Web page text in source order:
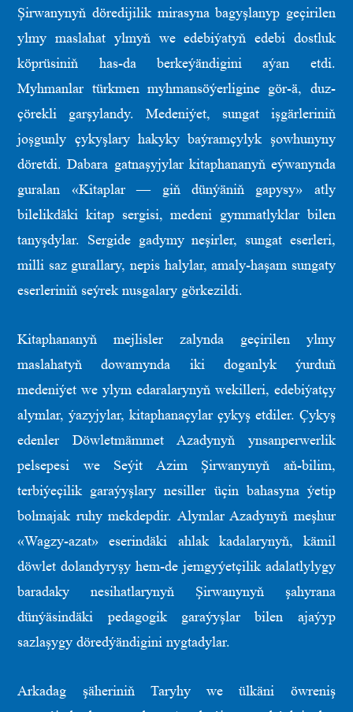
Şirwanynyň döredijilik mirasyna bagyşlanyp geçirilen
ylmy maslahat ylmyň we edebiýatyň edebi dostluk
köprüsiniň has-da berkeýändigini aýan etdi.
Myhmanlar türkmen myhmansöýerligine gör-ä, duz-
çörekli garşylandy. Medeniýet, sungat işgärleriniň
joşgunly çykyşlary hakyky baýramçylyk şowhunyny
döretdi. Dabara gatnaşyjylar kitaphananyň eýwanynda
guralan «Kitaplar — giň dünýäniň gapysy» atly
bilelikdäki kitap sergisi, medeni gymmatlyklar bilen
tanyşdylar. Sergide gadymy neşirler, sungat eserleri,
milli saz gurallary, nepis halylar, amaly-haşam sungaty
eserleriniň seýrek nusgalary görkezildi.
Kitaphananyň mejlisler zalynda geçirilen ylmy
maslahatyň dowamynda iki doganlyk ýurduň
medeniýet we ylym edaralarynyň wekilleri, edebiýatçy
alymlar, ýazyjylar, kitaphanaçylar çykyş etdiler. Çykyş
edenler Döwletmämmet Azadynyň ynsanperwerlik
pelsepesi we Seýit Azim Şirwanynyň aň-bilim,
terbiýeçilik garaýyşlary nesiller üçin bahasyna ýetip
bolmajak ruhy mekdepdir. Alymlar Azadynyň meşhur
«Wagzy-azat» eserindäki ahlak kadalarynyň, kämil
döwlet dolandyryşy hem-de jemgyýetçilik adalatlylygy
baradaky nesihatlarynyň Şirwanynyň şahyrana
dünýäsindäki pedagogik garaýyşlar bilen ajaýyp
sazlaşygy döredýändigini nygtadylar.
Arkadag şäheriniň Taryhy we ülkäni öwreniş